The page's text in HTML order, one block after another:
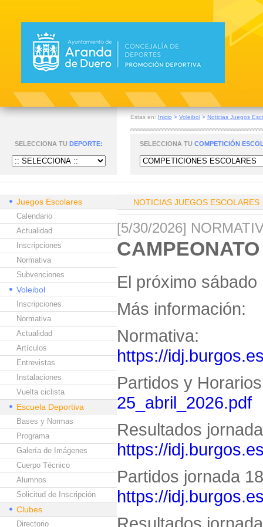
Estas en: Inicio > Voleibol > Noticias Juegos
SELECCIONA TU DEPORTE: SELECCIONA TU COMPETICIÓN
Juegos Escolares
Calendario
Actualidad
Inscripciones
Normativa
Subvenciones
Voleibol
Inscripciones
Normativa
Actualidad
Artículos
Entrevistas
Instalaciones
Vuelta ciclista
Escuela Deportiva
Bases y Normas
Programa
Galería de Imágenes
Cuerpo Técnico
Alumnos
Solicitud de Inscripción
Clubes
Directorio
NOTICIAS JUEGOS ESCOLARES
[5/30/2026]
El próximo
Más información:
Normativa:
https://
Partidos y
25_abril_2026.pdf
Resultados
https://
Partidos jornada
https://